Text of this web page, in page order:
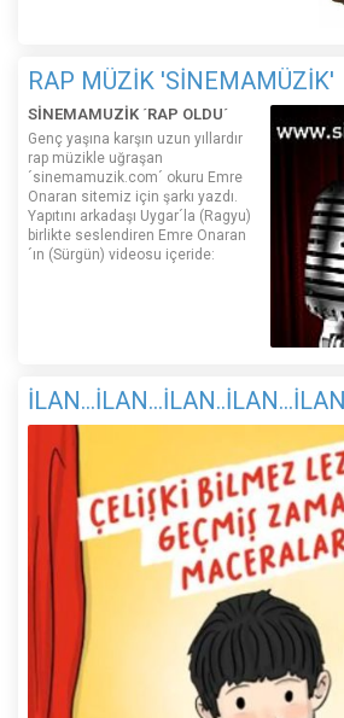
RAP MÜZİK 'SİNEMAMÜZİK'
SİNEMAMUZİK ´RAP OLDU´
Genç yaşına karşın uzun yıllardır
rap müzikle uğraşan
´sinemamuzik.com´ okuru Emre
Onaran sitemiz için şarkı yazdı.
Yapıtını arkadaşı Uygar´la (Ragyu)
birlikte seslendiren Emre Onaran
´ın (Sürgün) videosu içeride:
İLAN...İLAN...İLAN..İLAN...İLAN